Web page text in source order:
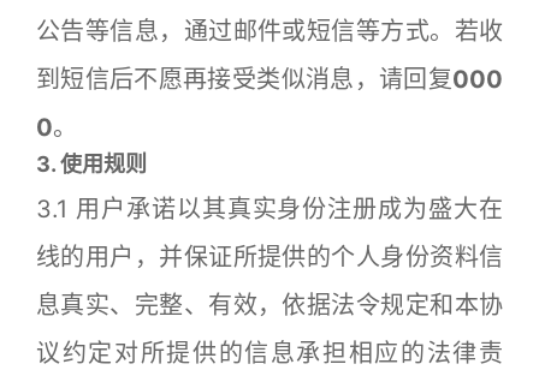
公告等信息，通过邮件或短信等方式。若收
到短信后不愿再接受类似消息，请回复000
0。
3. 使用规则
3.1 用户承诺以其真实身份注册成为盛大在
线的用户，并保证所提供的个人身份资料信
息真实、完整、有效，依据法令规定和本协
议约定对所提供的信息承担相应的法律责